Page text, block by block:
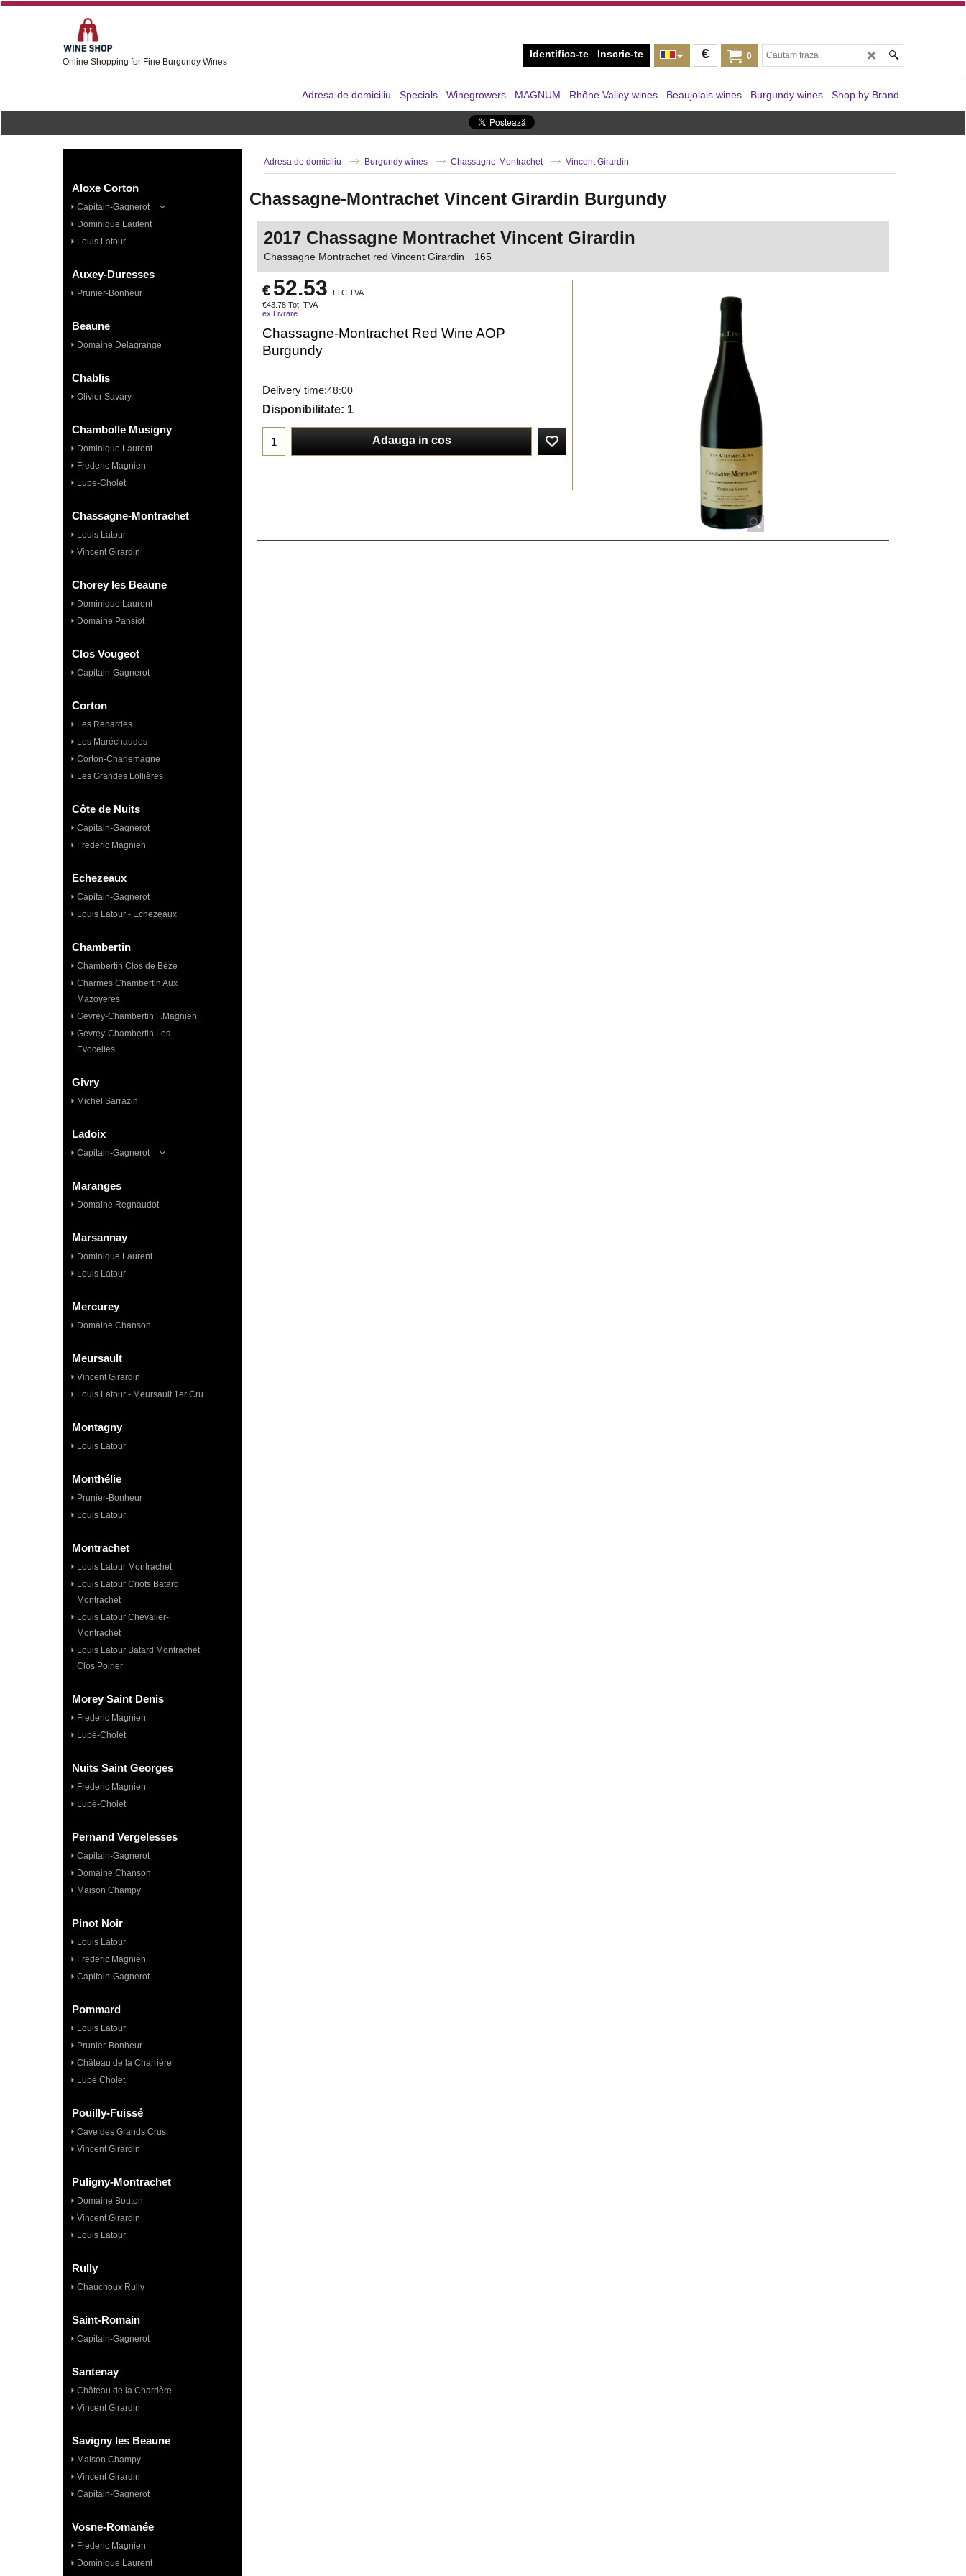
Online Shopping for Fine Burgundy Wines
0
€
Identifica-te Inscrie-te
Adresa de domiciliu Specials Winegrowers MAGNUM Rhône Valley wines Beaujolais wines Burgundy wines Shop by Brand
Aloxe Corton
Capitain-Gagnerot
Dominique Lautent
Louis Latour
Auxey-Duresses
Prunier-Bonheur
Beaune
Domaine Delagrange
Chablis
Olivier Savary
Chambolle Musigny
Dominique Laurent
Frederic Magnien
Lupe-Cholet
Chassagne-Montrachet
Louis Latour
Vincent Girardin
Chorey les Beaune
Dominique Laurent
Domaine Pansiot
Clos Vougeot
Capitain-Gagnerot
Corton
Les Renardes
Les Maréchaudes
Corton-Charlemagne
Les Grandes Lollières
Côte de Nuits
Capitain-Gagnerot
Frederic Magnien
Echezeaux
Capitain-Gagnerot
Louis Latour - Echezeaux
Chambertin
Chambertin Clos de Bèze
Charmes Chambertin Aux
Mazoyeres
Gevrey-Chambertin F.Magnien
Gevrey-Chambertin Les
Evocelles
Givry
Michel Sarrazin
Ladoix
Capitain-Gagnerot
Maranges
Domaine Regnaudot
Marsannay
Dominique Laurent
Louis Latour
Mercurey
Domaine Chanson
Meursault
Vincent Girardin
Louis Latour - Meursault 1er Cru
Montagny
Louis Latour
Monthélie
Prunier-Bonheur
Louis Latour
Montrachet
Louis Latour Montrachet
Louis Latour Criots Batard
Montrachet
Louis Latour Chevalier-
Montrachet
Louis Latour Batard Montrachet
Clos Poirier
Morey Saint Denis
Frederic Magnien
Lupé-Cholet
Nuits Saint Georges
Frederic Magnien
Lupé-Cholet
Pernand Vergelesses
Capitain-Gagnerot
Domaine Chanson
Maison Champy
Pinot Noir
Louis Latour
Frederic Magnien
Capitain-Gagnerot
Pommard
Louis Latour
Prunier-Bonheur
Château de la Charrière
Lupé Cholet
Pouilly-Fuissé
Cave des Grands Crus
Vincent Girardin
Puligny-Montrachet
Domaine Bouton
Vincent Girardin
Louis Latour
Rully
Chauchoux Rully
Saint-Romain
Capitain-Gagnerot
Santenay
Château de la Charrière
Vincent Girardin
Savigny les Beaune
Maison Champy
Vincent Girardin
Capitain-Gagnerot
Vosne-Romanée
Frederic Magnien
Dominique Laurent
Adresa de domiciliu Burgundy wines Chassagne-Montrachet Vincent Girardin
Chassagne-Montrachet Vincent Girardin Burgundy
2017 Chassagne Montrachet Vincent Girardin
Chassagne Montrachet red Vincent Girardin 165
€52.53 TTC TVA
€43.78 Tot. TVA
ex Livrare
Chassagne-Montrachet Red Wine AOP
Burgundy
Delivery time:48:00
Disponibilitate: 1
Adauga in cos